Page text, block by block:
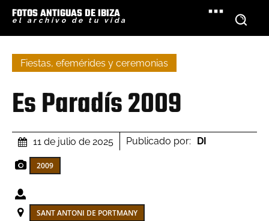
FOTOS ANTIGUAS DE IBIZA
el archivo de tu vida
Fiestas, efemérides y ceremonias
Es Paradís 2009
11 de julio de 2025 Publicado por: DI
2009
SANT ANTONI DE PORTMANY